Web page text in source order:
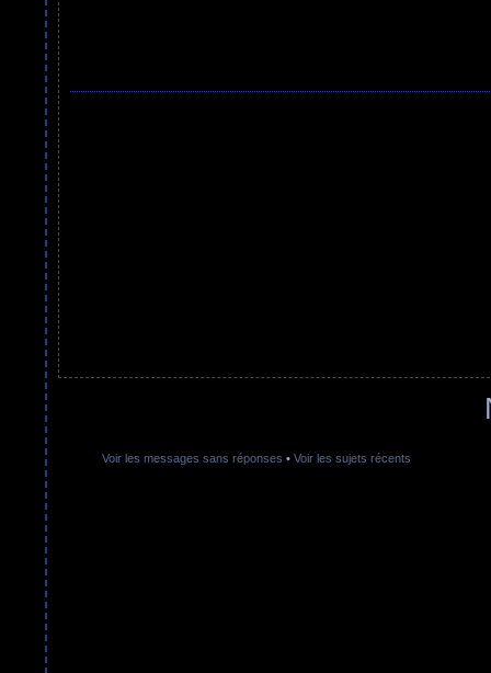
Voir les messages sans réponses • Voir les sujets récents